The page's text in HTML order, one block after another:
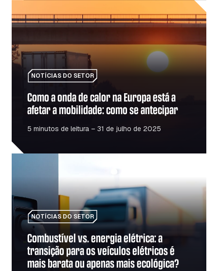
Como a onda de calor na Europa está a afetar a
NOTÍCIAS DO SETOR
Como a onda de calor na Europa está a
afetar a mobilidade: como se antecipar
5 minutos de leitura – 31 de julho de 2025
NOTÍCIAS DO SETOR
Combustível vs. energia elétrica: a
transição para os veículos elétricos é
mais barata ou apenas mais ecológica?